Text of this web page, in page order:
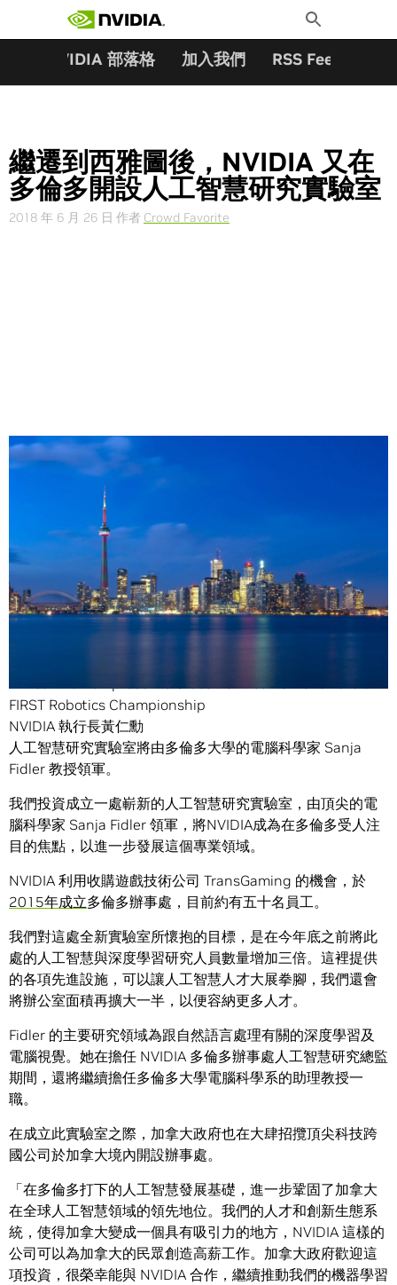
Toggle
Search
NVIDIA 部落格 加入我們 RSS Feeds
繼遷到西雅圖後，NVIDIA 又在
多倫多開設人工智慧研究實驗室
2018 年 6 月 26 日 作者 Crowd Favorite
Share
多倫多集合了許多人工智慧領域的專家，有部分要歸功於多
倫多大學和 Vector Institute 等政府支持的研究機構所打下
NVIDIA 執行長黃仁勳
人工智慧研究實驗室將由多倫多大學的電腦科學家 Sanja
Fidler 教授領軍。
我們投資成立一處嶄新的人工智慧研究實驗室，由頂尖的電
腦科學家 Sanja Fidler 領軍，將NVIDIA成為在多倫多受人注
目的焦點，以進一步發展這個專業領域。
NVIDIA 利用收購遊戲技術公司 TransGaming 的機會，於
2015年成立多倫多辦事處，目前約有五十名員工。
我們對這處全新實驗室所懷抱的目標，是在今年底之前將此
處的人工智慧與深度學習研究人員數量增加三倍。這裡提供
的各項先進設施，可以讓人工智慧人才大展拳腳，我們還會
將辦公室面積再擴大一半，以便容納更多人才。
Fidler 的主要研究領域為跟自然語言處理有關的深度學習及
電腦視覺。她在擔任 NVIDIA 多倫多辦事處人工智慧研究總監
期間，還將繼續擔任多倫多大學電腦科學系的助理教授一
職。
在成立此實驗室之際，加拿大政府也在大肆招攬頂尖科技跨
國公司於加拿大境內開設辦事處。
「在多倫多打下的人工智慧發展基礎，進一步鞏固了加拿大
在全球人工智慧領域的領先地位。我們的人才和創新生態系
統，使得加拿大變成一個具有吸引力的地方，NVIDIA 這樣的
公司可以為加拿大的民眾創造高薪工作。加拿大政府歡迎這
項投資，很榮幸能與 NVIDIA 合作，繼續推動我們的機器學習